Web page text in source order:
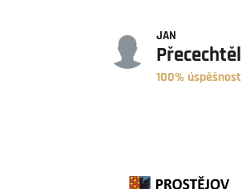
JAN
Přecechtěl
100% úspěšnost